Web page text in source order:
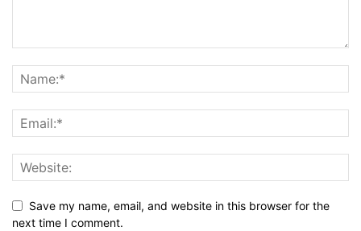
Save my name, email, and website in this browser for the
next time I comment.